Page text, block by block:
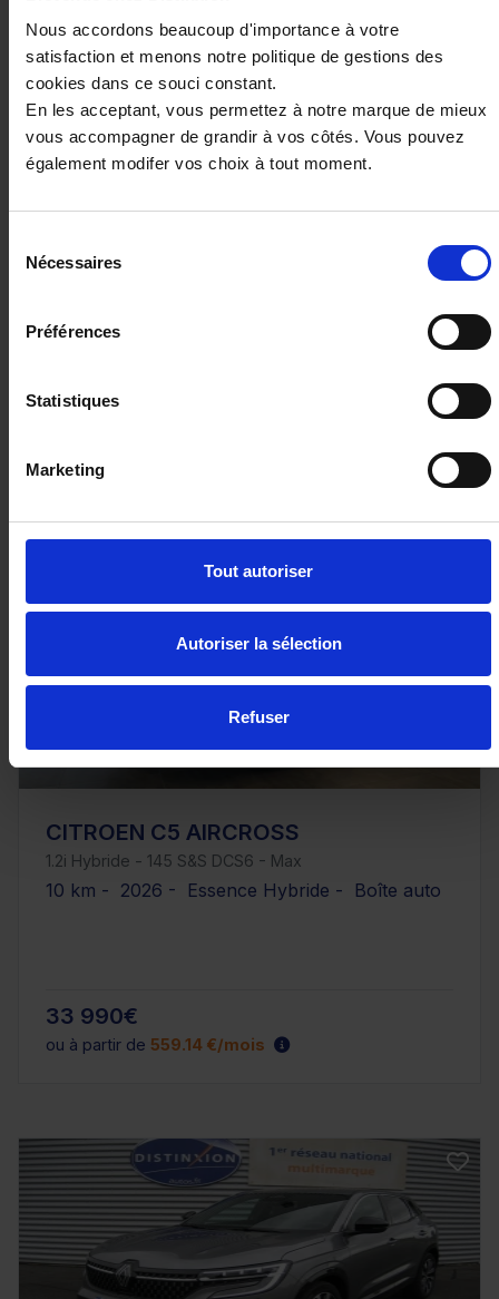
Nous accordons beaucoup d'importance à votre
satisfaction et menons notre politique de gestions des
cookies dans ce souci constant.
En les acceptant, vous permettez à notre marque de mieux
vous accompagner de grandir à vos côtés. Vous pouvez
également modifer vos choix à tout moment.
Nécessaires
Préférences
Statistiques
Marketing
Tout autoriser
Autoriser la sélection
Refuser
ou à partir de
CITROEN C5 AIRCROSS
1.2i Hybride - 145 S&S DCS6 - Max
10 km - 2026 - Essence Hybride - Boîte auto
33 990€
ou à partir de 559.14 €/mois